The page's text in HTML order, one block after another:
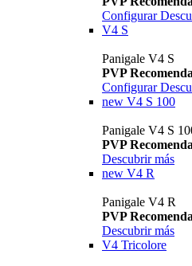
Configurar
V4 S
Panigale V4 S
PVP
Configurar
new V4 S 100
Panigale V4 S
PVP
Descubrir más
new V4 R
Panigale V4 R
PVP
Descubrir más
V4 Tricolore